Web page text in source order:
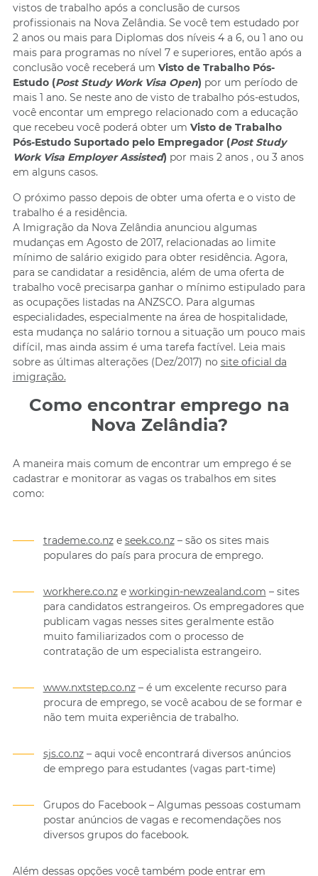
vistos de trabalho após a conclusão de cursos
profissionais na Nova Zelândia. Se você tem estudado por
2 anos ou mais para Diplomas dos níveis 4 a 6, ou 1 ano ou
mais para programas no nível 7 e superiores, então após a
conclusão você receberá um Visto de Trabalho Pós-
Estudo (Post Study Work Visa Open) por um período de
mais 1 ano. Se neste ano de visto de trabalho pós-estudos,
você encontar um emprego relacionado com a educação
que recebeu você poderá obter um Visto de Trabalho
Pós-Estudo Suportado pelo Empregador (Post Study
Work Visa Employer Assisted) por mais 2 anos , ou 3 anos
em alguns casos.
O próximo passo depois de obter uma oferta e o visto de
trabalho é a residência.
A Imigração da Nova Zelândia anunciou algumas
mudanças em Agosto de 2017, relacionadas ao limite
mínimo de salário exigido para obter residência. Agora,
para se candidatar a residência, além de uma oferta de
trabalho você precisarpa ganhar o mínimo estipulado para
as ocupações listadas na ANZSCO. Para algumas
especialidades, especialmente na área de hospitalidade,
esta mudança no salário tornou a situação um pouco mais
difícil, mas ainda assim é uma tarefa factível. Leia mais
sobre as últimas alterações (Dez/2017) no site oficial da
imigração.
Como encontrar emprego na
Nova Zelândia?
A maneira mais comum de encontrar um emprego é se
cadastrar e monitorar as vagas os trabalhos em sites
como:
trademe.co.nze seek.co.nz– são os sites mais
populares do país para procura de emprego.
workhere.co.nze workingin-newzealand.com – sites
para candidatos estrangeiros. Os empregadores que
publicam vagas nesses sites geralmente estão
muito familiarizados com o processo de
contratação de um especialista estrangeiro.
www.nxtstep.co.nz– é um excelente recurso para
procura de emprego, se você acabou de se formar e
não tem muita experiência de trabalho.
sjs.co.nz– aqui você encontrará diversos anúncios
de emprego para estudantes (vagas part-time)
Grupos do Facebook – Algumas pessoas costumam
postar anúncios de vagas e recomendações nos
diversos grupos do facebook.
Além dessas opções você também pode entrar em